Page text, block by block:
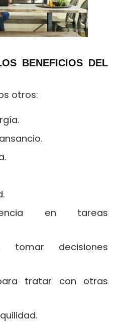
BENEFICIOS DEL
otros:
en tareas
tomar decisiones
tratar con otras